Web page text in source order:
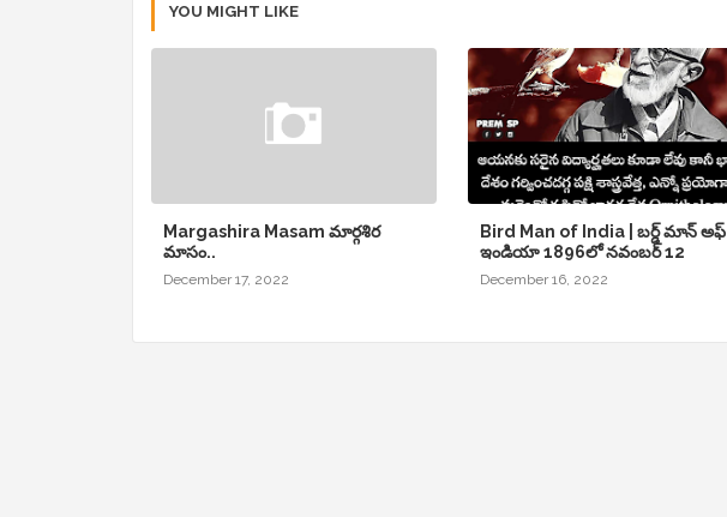
YOU MIGHT LIKE
Margashira Masam మార్గశిర
మాసం..
December 17, 2022
Bird Man of India | బర్డ్ మాన్ అఫ్
ఇండియా 1896లో నవంబర్ 12
December 16, 2022